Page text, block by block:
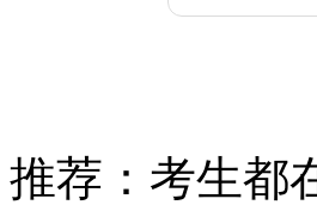
推荐：考生都